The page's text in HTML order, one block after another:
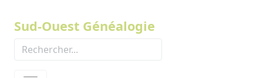
Sud-Ouest Généalogie